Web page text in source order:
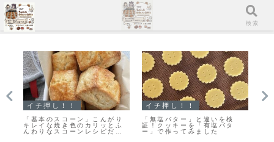
イチ押し！！
「基本のスコーン」こんがり
キレイな焼き色のカリッとふ
んわりなスコーンレシピだ
よ！
イチ押し！！
「無塩バター」と違いを検
証！クッキーを「有塩バタ
ー」で作ってみました
メニュー 検索